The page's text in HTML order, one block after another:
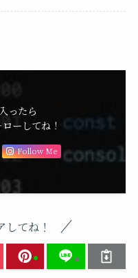
ったら
ーしてね！
Follow Me
してね！